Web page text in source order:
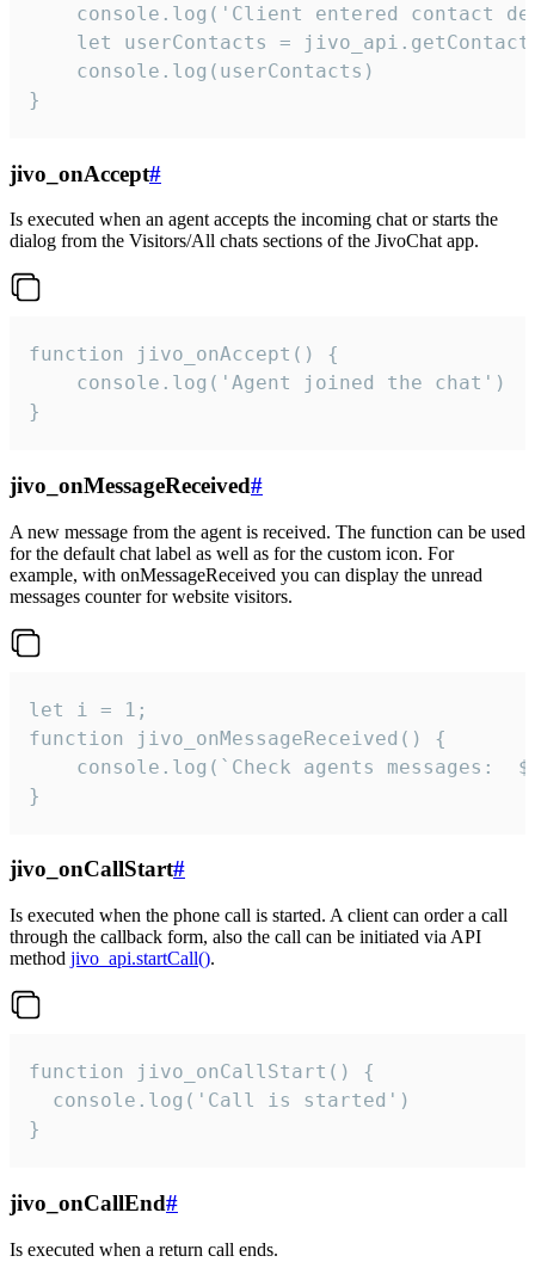
console.log('Client entered contact
let userContacts =
    console.log(userContacts)
}
jivo_onAccept#
Is executed when an agent accepts the incoming chat or starts the
dialog from the Visitors/All chats sections of the JivoChat app.
function jivo_onAccept() {
}
jivo_onMessageReceived#
A new message from the agent is received. The function can be used
for the default chat label as well as for the custom icon. For
example, with onMessageReceived you can display the unread
messages counter for website visitors.
let i = 1;
function jivo_onMessageReceived() {
}
jivo_onCallStart#
Is executed when the phone call is started. A client can order a call
through the callback form, also the call can be initiated via API
method jivo_api.startCall().
function jivo_onCallStart() {
  console.log('Call is started')
}
jivo_onCallEnd#
Is executed when a return call ends.